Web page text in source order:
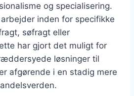
og specialisering.
inden for specifikke
søfragt eller
har gjort det muligt for
løsninger til
afgørende i en stadig mere